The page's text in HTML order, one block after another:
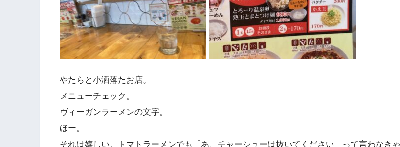
やたらと小洒落たお店。
メニューチェック。
ヴィーガンラーメンの文字。
ほー。
それは嬉しい。トマトラーメンでも「あ、チャーシューは抜いてください」って言わなきゃ